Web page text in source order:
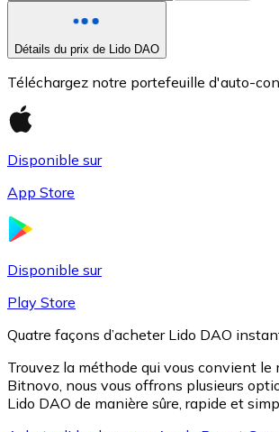
Détails du prix de Lido DAO
Téléchargez notre portefeuille d'auto-
Disponible sur
App Store
Disponible sur
Play Store
Quatre façons d’acheter Lido DAO
Trouvez la méthode qui vous convient le
Bitnovo, nous vous offrons plusieurs
Lido DAO de manière sûre, rapide et